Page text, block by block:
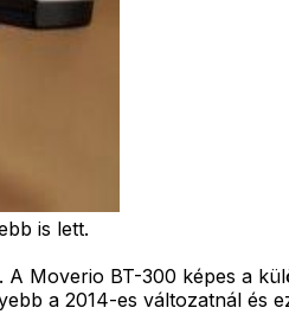
is lett.
Moverio BT-300 képes a
a 2014-es változatnál és